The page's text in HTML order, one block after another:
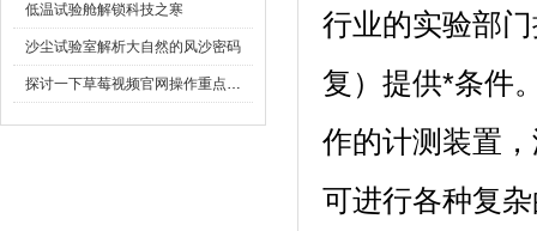
低温试验舱解锁科技之寒
沙尘试验室解析大自然的风沙密码
探讨一下草莓视频官网操作重点是什么
行业的实验部门
复）提供*条件
作的计测装置
可进行各种复杂的